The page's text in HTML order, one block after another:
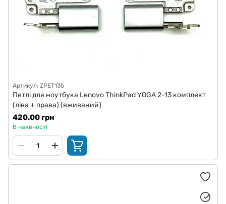
Артикул: ZPET135
Петлі для ноутбука Lenovo ThinkPad YOGA 2-13 комплект
(ліва + права) (вживаний)
420.00 грн
В наявності